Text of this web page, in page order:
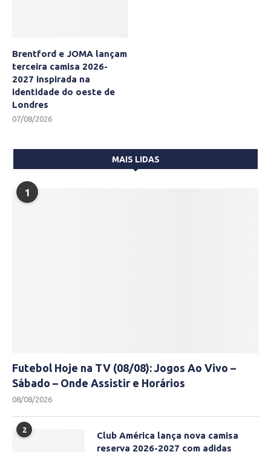
Brentford e JOMA lançam
terceira camisa 2026-
2027 inspirada na
identidade do oeste de
Londres
07/08/2026
MAIS LIDAS
1
Futebol Hoje na TV (08/08): Jogos Ao Vivo –
Sábado – Onde Assistir e Horários
08/08/2026
2
Club América lança nova camisa
reserva 2026-2027 com adidas